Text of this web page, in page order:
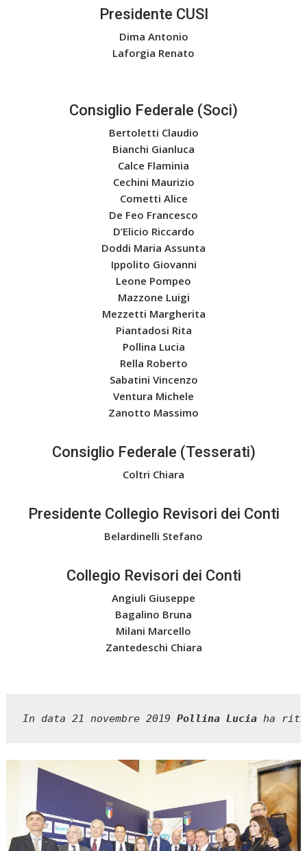
Presidente CUSI
Dima Antonio
Laforgia Renato
Consiglio Federale (Soci)
Bertoletti Claudio
Bianchi Gianluca
Calce Flaminia
Cechini Maurizio
Cometti Alice
De Feo Francesco
D’Elicio Riccardo
Doddi Maria Assunta
Ippolito Giovanni
Leone Pompeo
Mazzone Luigi
Mezzetti Margherita
Piantadosi Rita
Pollina Lucia
Rella Roberto
Sabatini Vincenzo
Ventura Michele
Zanotto Massimo
Consiglio Federale (Tesserati)
Coltri Chiara
Presidente Collegio Revisori dei Conti
Belardinelli Stefano
Collegio Revisori dei Conti
Angiuli Giuseppe
Bagalino Bruna
Milani Marcello
Zantedeschi Chiara
In data 21 novembre 2019 Pollina Lucia ha